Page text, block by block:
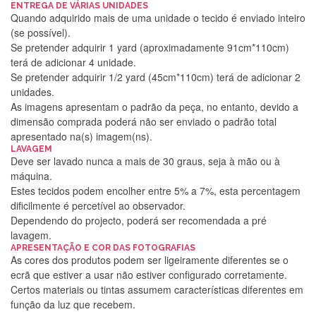
ENTREGA DE VÁRIAS UNIDADES
Quando adquirido mais de uma unidade o tecido é enviado inteiro
(se possível).
Se pretender adquirir 1 yard (aproximadamente 91cm*110cm)
terá de adicionar 4 unidade.
Se pretender adquirir 1/2 yard (45cm*110cm) terá de adicionar 2
unidades.
As imagens apresentam o padrão da peça, no entanto, devido a
dimensão comprada poderá não ser enviado o padrão total
apresentado na(s) imagem(ns).
LAVAGEM
Deve ser lavado nunca a mais de 30 graus, seja à mão ou à
máquina.
Estes tecidos podem encolher entre 5% a 7%, esta percentagem
dificilmente é percetível ao observador.
Dependendo do projecto, poderá ser recomendada a pré
lavagem.
APRESENTAÇÃO E COR DAS FOTOGRAFIAS
As cores dos produtos podem ser ligeiramente diferentes se o
ecrã que estiver a usar não estiver configurado corretamente.
Certos materiais ou tintas assumem características diferentes em
função da luz que recebem.
Silvia Lopes
Encomenda direitinha. Rapidez e segurança. Volto a
encomendar.